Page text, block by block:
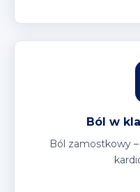
Ból w
Ból zamostkowy